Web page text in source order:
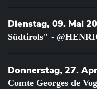
Dienstag, 09. Mai
Südtirols" -
Donnerstag, 27.
Comte Georges de